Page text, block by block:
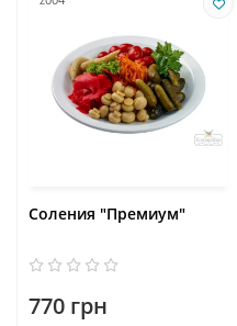
Соления "Премиум"
770 грн